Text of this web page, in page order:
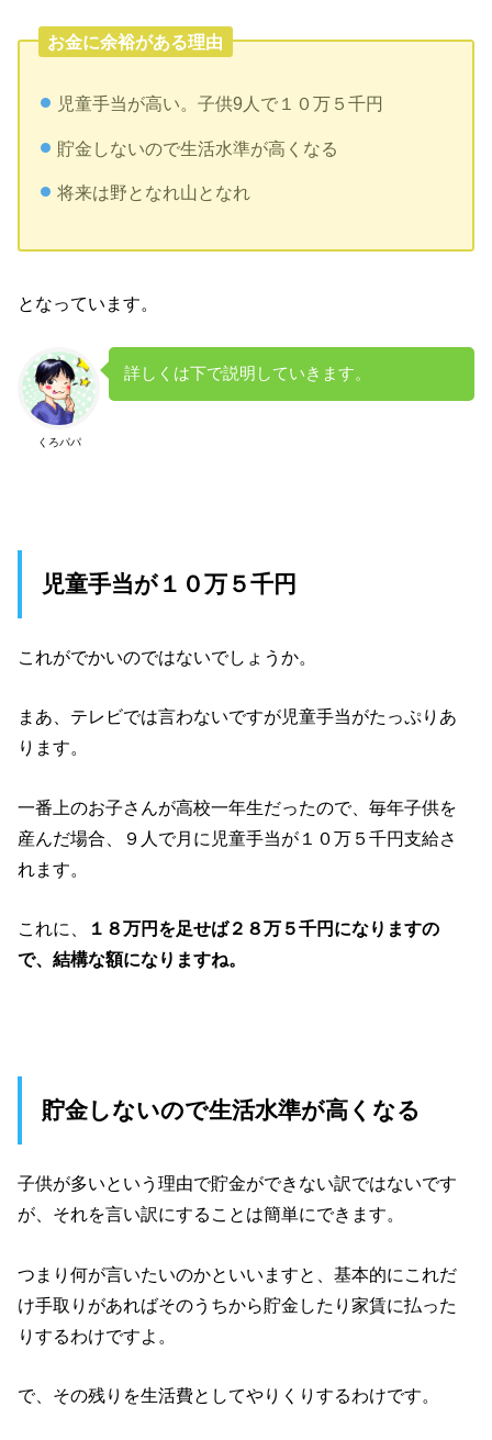
お金に余裕がある理由
児童手当が高い。子供9人で１０万５千円
貯金しないので生活水準が高くなる
将来は野となれ山となれ
となっています。
くろパパ
詳しくは下で説明していきます。
児童手当が１０万５千円
これがでかいのではないでしょうか。
まあ、テレビでは言わないですが児童手当がたっぷりあ
ります。
一番上のお子さんが高校一年生だったので、毎年子供を
産んだ場合、９人で月に児童手当が１０万５千円支給さ
れます。
これに、
１８万円を足せば２８万５千円になりますの
で、結構な額になりますね。
貯金しないので生活水準が高くなる
子供が多いという理由で貯金ができない訳ではないです
が、それを言い訳にすることは簡単にできます。
つまり何が言いたいのかといいますと、基本的にこれだ
け手取りがあればそのうちから貯金したり家賃に払った
りするわけですよ。
で、その残りを生活費としてやりくりするわけです。